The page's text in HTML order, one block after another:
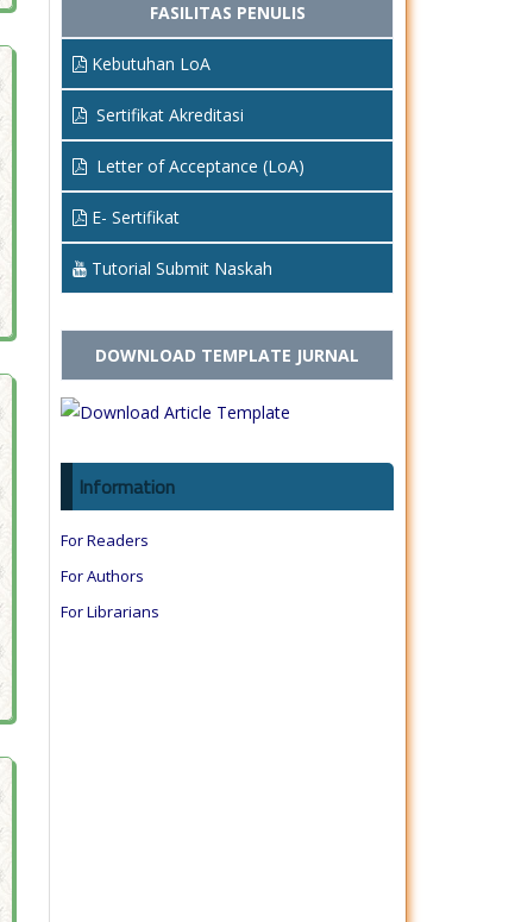
FASILITAS PENULIS
Kebutuhan LoA
Sertifikat Akreditasi
Letter of Acceptance (LoA)
E- Sertifikat
Tutorial Submit Naskah
DOWNLOAD TEMPLATE JURNAL
Information
For Readers
For Authors
For Librarians